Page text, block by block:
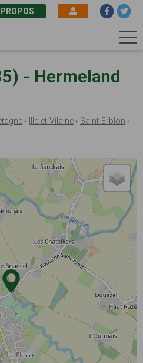
- Hermeland
Ille-et-Vilaine
Saint-Erblon